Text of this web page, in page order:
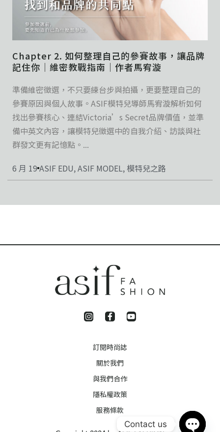
Chapter 2. 如何整理自己的參賽故事，讓品牌
記住你｜維密教戰指南｜作者馬宥漩
準備維密徵選，不只要練台步與拍攝，更要整理自己的
參賽原因與個人故事。ASIF模特兒導師馬宥漩解析如何
找出參賽核心、連結Victoria’s Secret品牌價值，並準
備中英文內容，讓模特兒徵選中的自我介紹、訪談與社
群發文更有記憶點。...
6 月 19 ASIF EDU,ASIF MODEL,模特兒之路
訂閱時尚誌
關於我們
與我們合作
隱私權政策
服務條款
Contact us